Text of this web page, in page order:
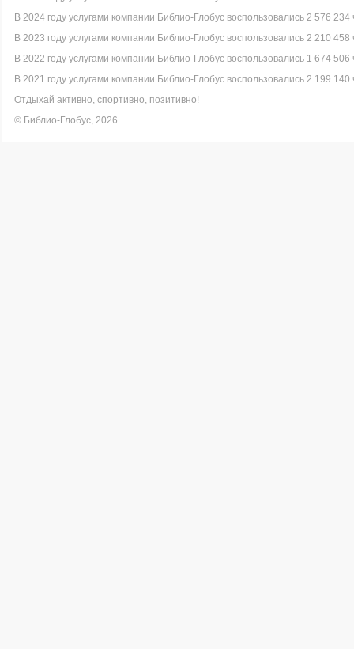
В 2024 году услугами компании Библио-Глобус воспользовались 2 576 234
В 2023 году услугами компании Библио-Глобус воспользовались 2 210 458
В 2022 году услугами компании Библио-Глобус воспользовались 1 674 506
В 2021 году услугами компании Библио-Глобус воспользовались 2 199 140
Отдыхай активно, спортивно, позитивно!
© Библио-Глобус, 2026